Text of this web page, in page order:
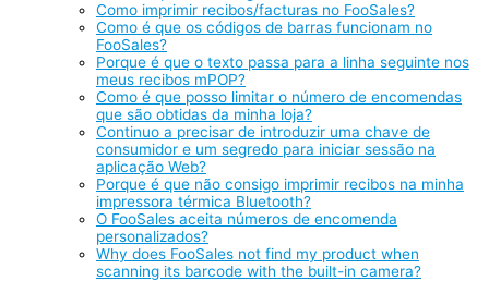
Como imprimir recibos/facturas no FooSales?
Como é que os códigos de barras funcionam no
FooSales?
Porque é que o texto passa para a linha seguinte nos
meus recibos mPOP?
Como é que posso limitar o número de encomendas
que são obtidas da minha loja?
Continuo a precisar de introduzir uma chave de
consumidor e um segredo para iniciar sessão na
aplicação Web?
Porque é que não consigo imprimir recibos na minha
impressora térmica Bluetooth?
O FooSales aceita números de encomenda
personalizados?
Why does FooSales not find my product when
scanning its barcode with the built-in camera?